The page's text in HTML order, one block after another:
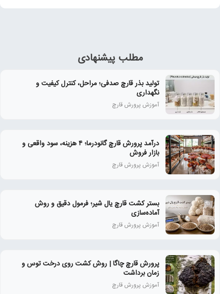
مطلب پیشنهادی
تولید بذر قارچ صدفی؛ مراحل، کنترل کیفیت و
نگهداری
آموزش پرورش قارچ
درآمد پرورش قارچ گانودرما؛ ۴ هزینه، سود واقعی و
بازار فروش
آموزش پرورش قارچ
بستر کشت قارچ یال شیر؛ فرمول دقیق و روش
آماده‌سازی
آموزش پرورش قارچ
پرورش قارچ چاگا | روش کشت روی درخت توس و
زمان برداشت
آموزش پرورش قارچ